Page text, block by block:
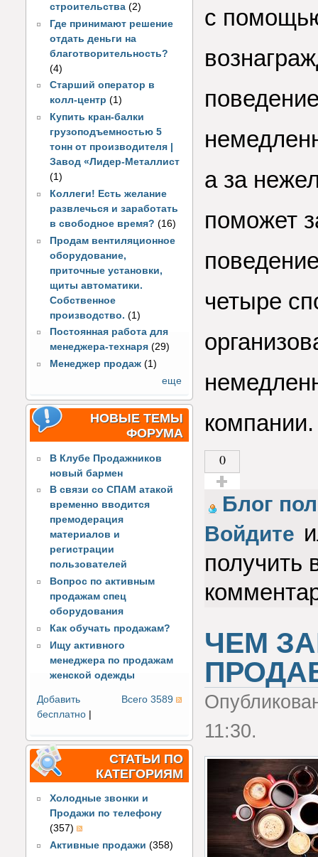
строительства (2)
Где принимают решение
отдать деньги на
благотворительность?
(4)
Старший оператор в
колл-центр (1)
Купить кран-балки
грузоподъемностью 5
тонн от производителя |
Завод «Лидер-Металлист
(1)
Коллеги! Есть желание
развлечься и заработать
в свободное время? (16)
Продам вентиляционное
оборудование,
приточные установки,
щиты автоматики.
Собственное
производство. (1)
Постоянная работа для
менеджера-технаря (29)
Менеджер продаж (1)
еще
НОВЫЕ ТЕМЫ
ФОРУМА
В Клубе Продажников
новый бармен
В связи со СПАМ атакой
временно вводится
премодерация
материалов и
регистрации
пользователей
Вопрос по активным
продажам спец
оборудования
Как обучать продажам?
Ищу активного
менеджера по продажам
женской одежды
Всего 3589
Добавить
бесплатно |
СТАТЬИ ПО
КАТЕГОРИЯМ
Холодные звонки и
Продажи по телефону
(357)
Активные продажи (358)
с
а за
поможет
четыре
компании.
0
Голос за!
Блог
Войдите
получить
ЧЕМ
11:30.